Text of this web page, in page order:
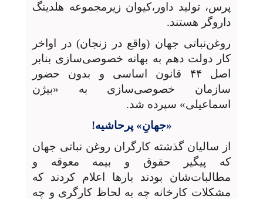
پرس، تولید داور،کیوان زیرمجموعه هلدینگ
داروگر هستند.
روغن‌نباتی جهان (واقع در زنجان) در اواخر
کار دولت دهم به بهانه خصوصی‌سازی بنابر
اصل ۴۴ قانون اساسی و بدون حضور
سازمان خصوصی‌سازی به «بیژن
اسماعیلی» سپرده شد.
«جهانِ» پرحاشیه!
از سالیان گذشته کارگران روغن نباتی جهان
که پیگیر حقوق و بیمه معوقه و
مطالبات‌شان بودند بارها اعلام کردند که
مشکلات کارخانه چه به لحاظ کارگری و چه